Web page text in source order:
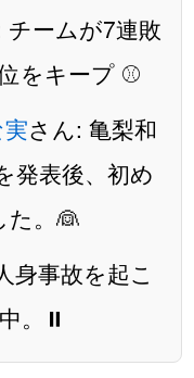
チームが7連敗
をキープ ⚾️
さん: 亀梨和
発表後、初め
た。👰
身事故を起こ
。⏸️